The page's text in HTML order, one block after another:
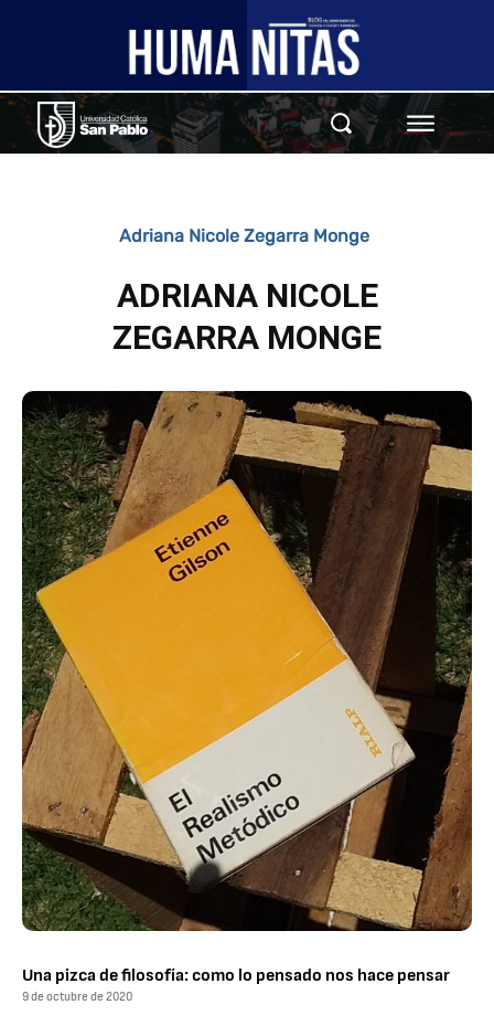
Adriana Nicole Zegarra Monge
ADRIANA NICOLE
ZEGARRA MONGE
Una pizca de filosofía: como lo pensado nos hace pensar
9 de octubre de 2020